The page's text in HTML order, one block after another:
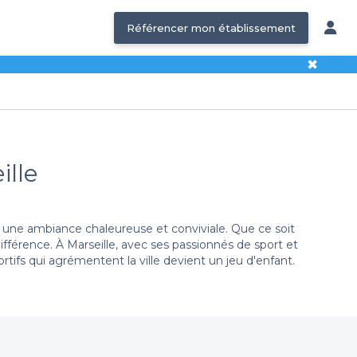
Référencer mon établissement
✖
ambiance chaleureuse et conviviale. Que ce soit
À Marseille, avec ses passionnés de sport et
qui agrémentent la ville devient un jeu d'enfant.
d'excitation partagés. Vous y trouverez des
victoire ou un endroit plus intimiste pour un